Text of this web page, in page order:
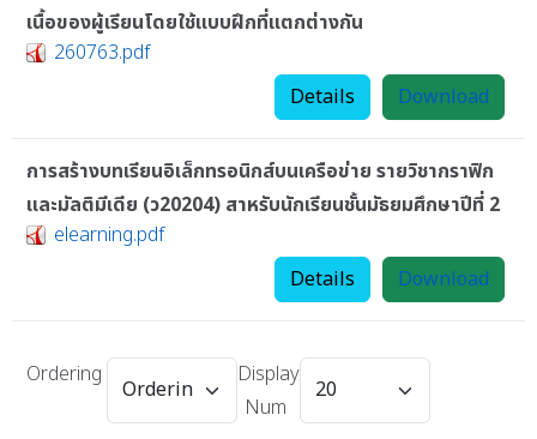
เนื้อของผู้เรียนโดยใช้แบบฝึกที่แตกต่างกัน
260763.pdf
Download
Details
การสร้างบทเรียนอิเล็กทรอนิกส์บนเครือข่าย รายวิชากราฟิก
และมัลติมีเดีย (ว20204) สาหรับนักเรียนชั้นมัธยมศึกษาปีที่ 2
elearning.pdf
Download
Details
Ordering
Display
Num